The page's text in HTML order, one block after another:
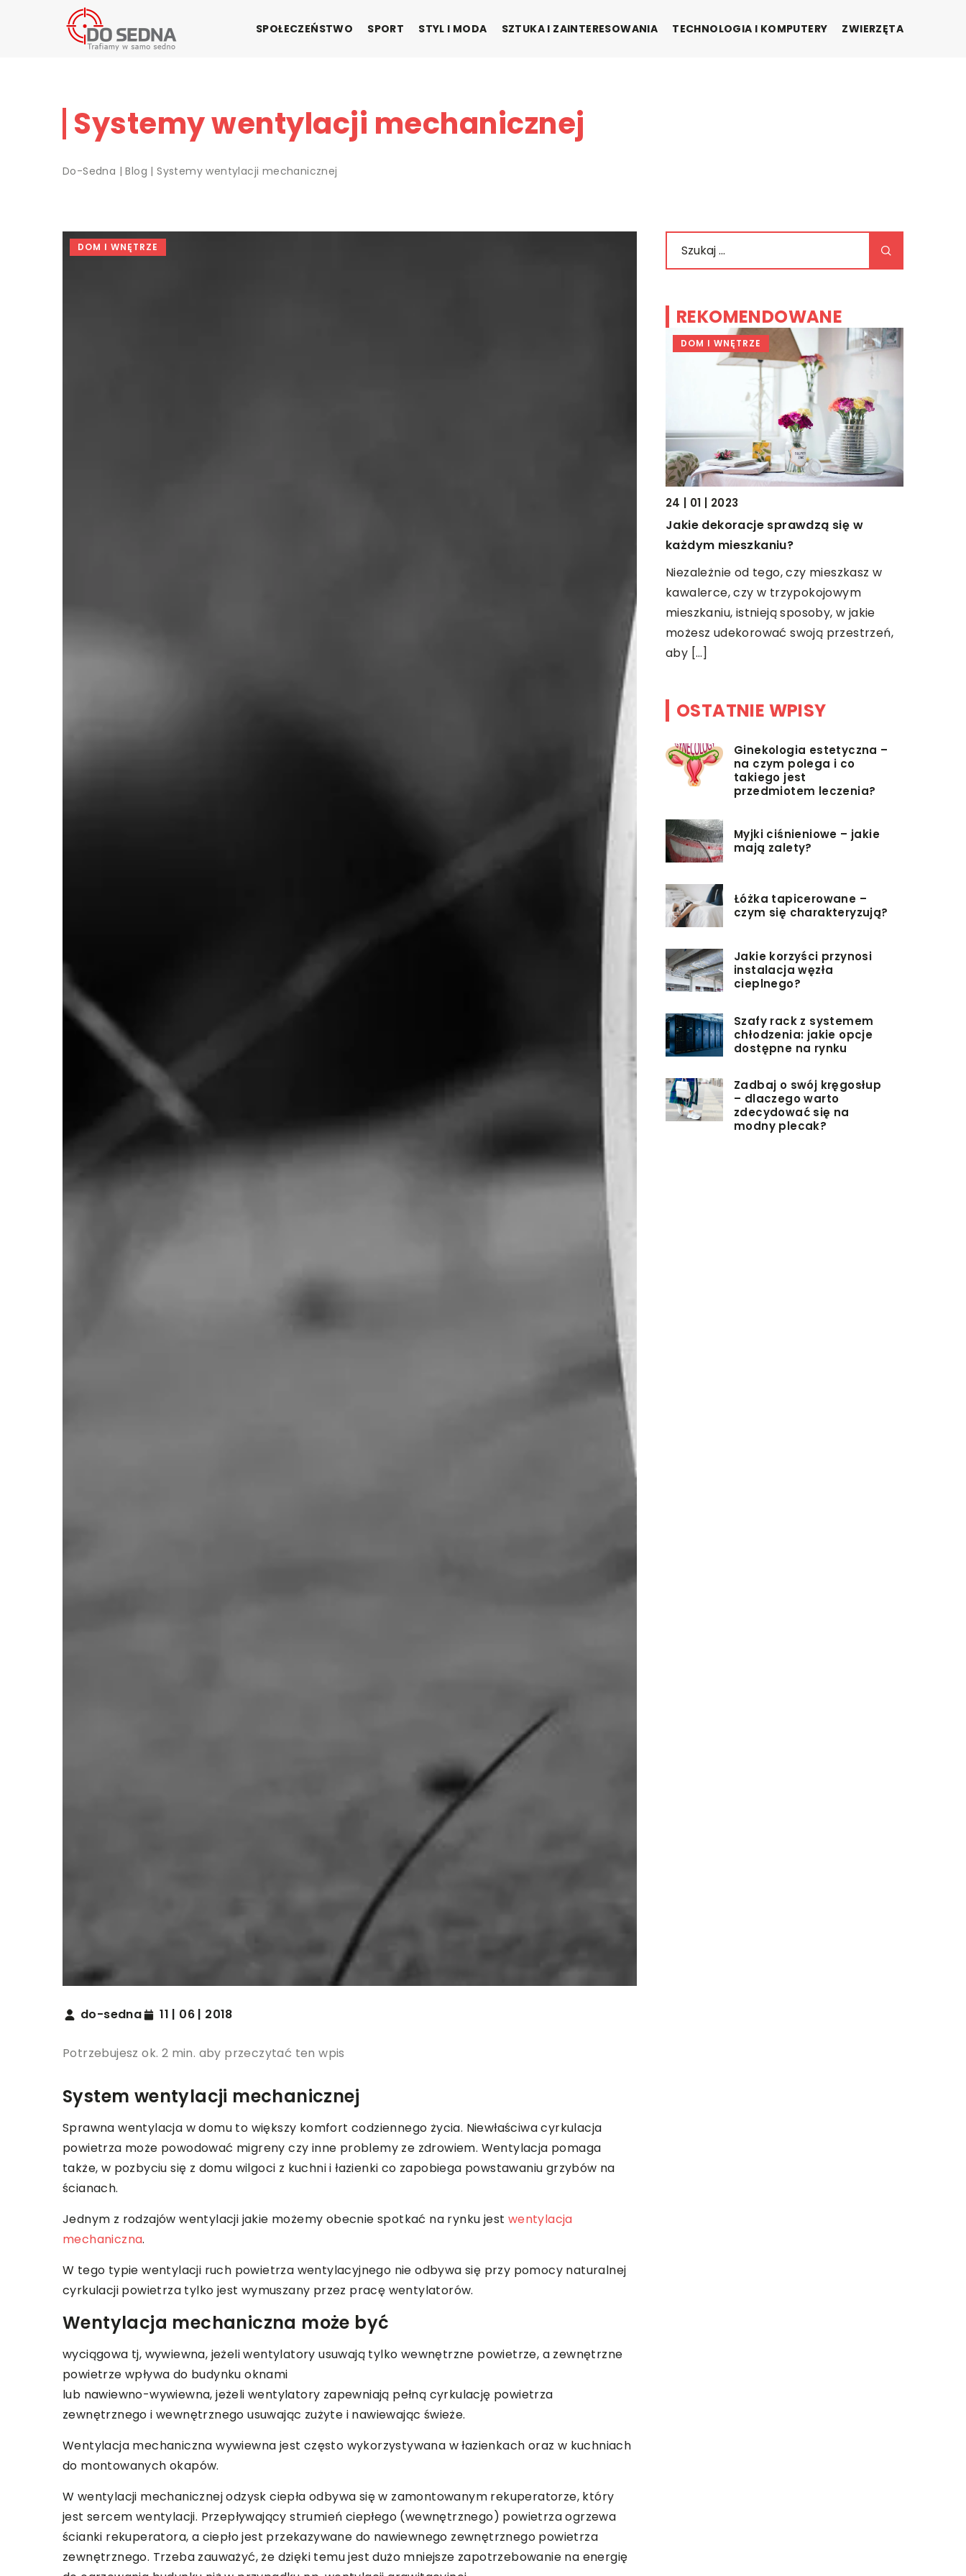
SPOŁECZEŃSTWO SPORT STYL I MODA SZTUKA I ZAINTERESOWANIA TECHNOLOGIA I KOMPUTERY ZWIERZĘTA
Systemy wentylacji mechanicznej
Do-Sedna |Blog |Systemy wentylacji mechanicznej
DOM I WNĘTRZE
do-sedna 11 | 06 | 2018
Potrzebujesz ok. 2 min. aby przeczytać ten wpis
System wentylacji mechanicznej
Sprawna wentylacja w domu to większy komfort codziennego życia. Niewłaściwa cyrkulacja
powietrza może powodować migreny czy inne problemy ze zdrowiem. Wentylacja pomaga
także, w pozbyciu się z domu wilgoci z kuchni i łazienki co zapobiega powstawaniu grzybów na
ścianach.
Jednym z rodzajów wentylacji jakie możemy obecnie spotkać na rynku jest wentylacja
mechaniczna.
W tego typie wentylacji ruch powietrza wentylacyjnego nie odbywa się przy pomocy naturalnej
cyrkulacji powietrza tylko jest wymuszany przez pracę wentylatorów.
Wentylacja mechaniczna może być
wyciągowa tj, wywiewna, jeżeli wentylatory usuwają tylko wewnętrzne powietrze, a zewnętrzne
powietrze wpływa do budynku oknami
lub nawiewno-wywiewna, jeżeli wentylatory zapewniają pełną cyrkulację powietrza
zewnętrznego i wewnętrznego usuwając zużyte i nawiewając świeże.
Wentylacja mechaniczna wywiewna jest często wykorzystywana w łazienkach oraz w kuchniach
do montowanych okapów.
W wentylacji mechanicznej odzysk ciepła odbywa się w zamontowanym rekuperatorze, który
jest sercem wentylacji. Przepływający strumień ciepłego (wewnętrznego) powietrza ogrzewa
ścianki rekuperatora, a ciepło jest przekazywane do nawiewnego zewnętrznego powietrza
zewnętrznego. Trzeba zauważyć, że dzięki temu jest dużo mniejsze zapotrzebowanie na energię
REKOMENDOWANE
Produkt charakteryzuje mobilność,
DOM I WNĘTRZE
24 | 01 | 2023
Jakie dekoracje sprawdzą się w
każdym mieszkaniu?
Niezależnie od tego, czy mieszkasz w
kawalerce, czy w trzypokojowym
mieszkaniu, istnieją sposoby, w jakie
możesz udekorować swoją przestrzeń,
aby […]
OSTATNIE WPISY
Ginekologia estetyczna –
na czym polega i co
takiego jest
przedmiotem leczenia?
Myjki ciśnieniowe – jakie
mają zalety?
Łóżka tapicerowane –
czym się charakteryzują?
Jakie korzyści przynosi
instalacja węzła
cieplnego?
Szafy rack z systemem
chłodzenia: jakie opcje
dostępne na rynku
Zadbaj o swój kręgosłup
– dlaczego warto
zdecydować się na
modny plecak?